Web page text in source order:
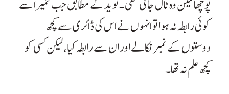
پوچھا لیکن وہ ٹال جاتی تھی۔ نوید کے مطابق جب حمیرا سے
کوئی رابطہ نہ ہوا تو انہوں نے اس کی ڈائری سے کچھ
دوستوں کے نمبر نکالے اور ان سے رابطہ کیا، لیکن کسی کو
کچھ علم نہ تھا۔